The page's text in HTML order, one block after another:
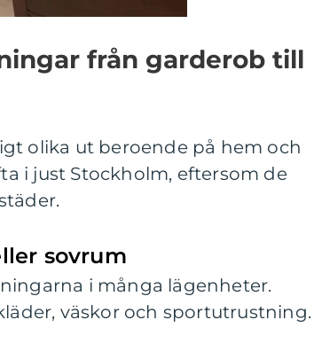
från garderob till
olika ut beroende på hem och
i just Stockholm, eftersom de
sovrum
i många lägenheter.
väskor och sportutrustning.